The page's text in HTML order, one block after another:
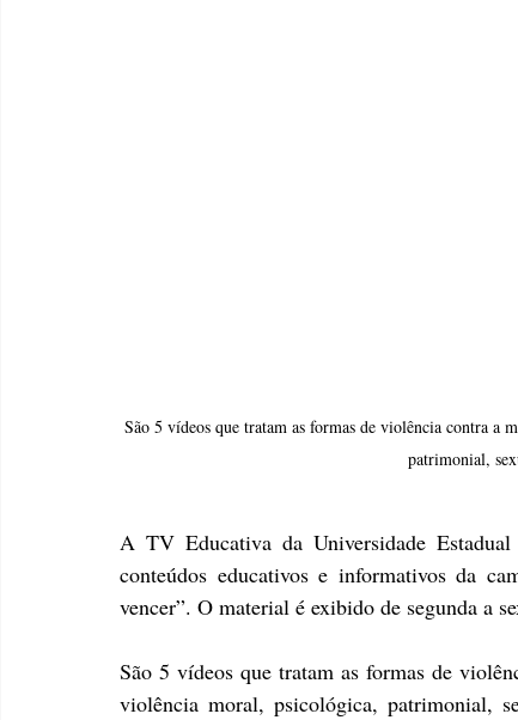
São 5 vídeos que tratam as formas de violência contra a
patrimonial,
A TV Educativa da Universidade
conteúdos educativos e informativos da
vencer”. O material é exibido de segunda a
São 5 vídeos que tratam as formas de
violência moral, psicológica, patrimonial,